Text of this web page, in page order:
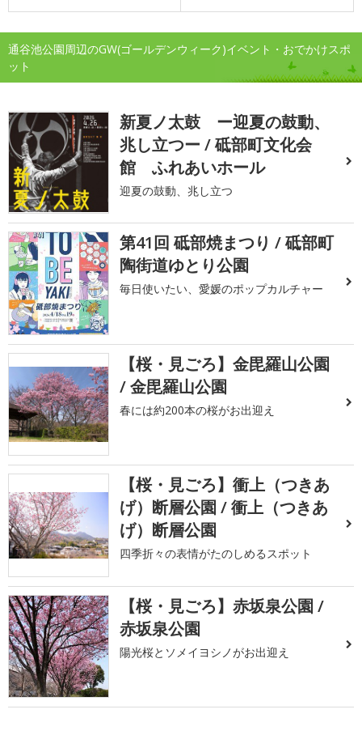
通谷池公園周辺のGW(ゴールデンウィーク)イベント・おでかけスポ
ット
新夏ノ太鼓 ー迎夏の鼓動、
兆し立つー / 砥部町文化会
館 ふれあいホール
迎夏の鼓動、兆し立つ
第41回 砥部焼まつり / 砥部町
陶街道ゆとり公園
毎日使いたい、愛媛のポップカルチャー
【桜・見ごろ】金毘羅山公園
/ 金毘羅山公園
春には約200本の桜がお出迎え
【桜・見ごろ】衝上（つきあ
げ）断層公園 / 衝上（つきあ
げ）断層公園
四季折々の表情がたのしめるスポット
【桜・見ごろ】赤坂泉公園 /
赤坂泉公園
陽光桜とソメイヨシノがお出迎え